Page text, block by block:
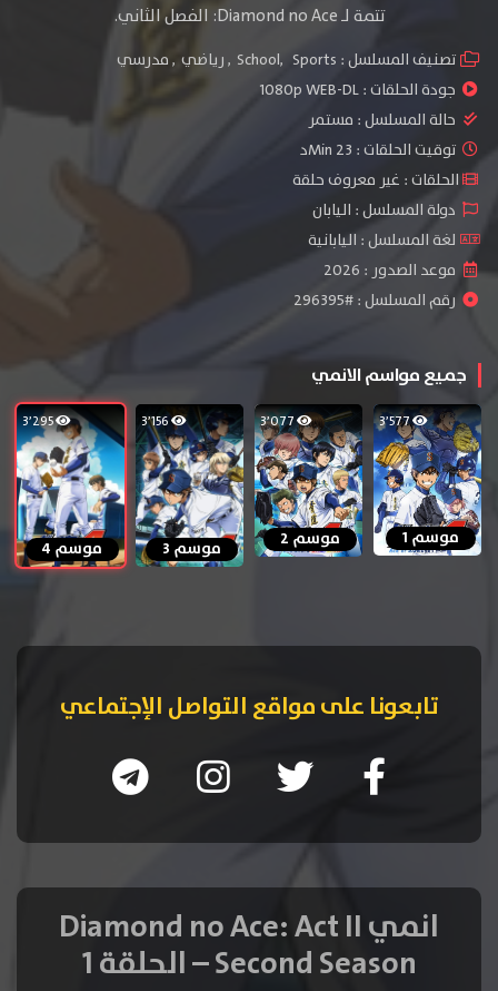
تتمة لـ Diamond no Ace: الفصل الثاني.
تصنيف المسلسل : School, Sports
,رياضي ,مدرسي
جودة الحلقات :1080p WEB-DL
حالة المسلسل : مستمر
توقيت الحلقات : 23 Minد
الحلقات : غير معروف حلقة
دولة المسلسل : اليابان
لغة المسلسل : اليابانية
موعد الصدور : 2026
رقم المسلسل : #296395
جميع مواسم الانمي
3٬577
موسم 1
3٬077
موسم 2
3٬156
موسم 3
3٬295
موسم 4
تابعونا على مواقع التواصل الإجتماعي
انمي Diamond no Ace: Act II
Second Season – الحلقة 1